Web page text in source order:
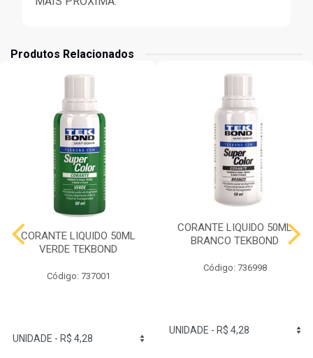
Produtos Relacionados
CORANTE LIQUIDO 50ML
VERDE TEKBOND
Código: 737001
CORANTE LIQUIDO 50ML
BRANCO TEKBOND
Código: 736998